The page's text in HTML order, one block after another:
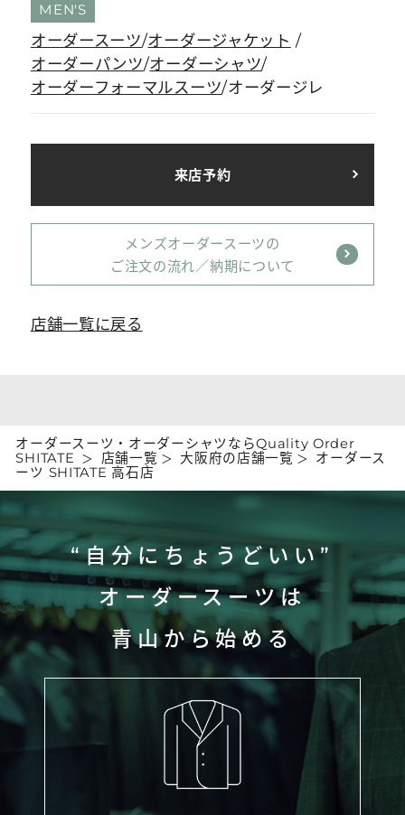
MEN'S
オーダースーツ オーダージャケット
オーダーパンツ オーダーシャツ
オーダーフォーマルスーツ オーダージレ
来店予約
メンズオーダースーツの
ご注文の流れ／納期について
店舗一覧に戻る
オーダースーツ・オーダーシャツならQuality Order
SHITATE
店舗一覧 大阪府の店舗一覧
オーダース
ーツ SHITATE 高石店
“自分にちょうどいい”
オーダースーツは
青山から始める